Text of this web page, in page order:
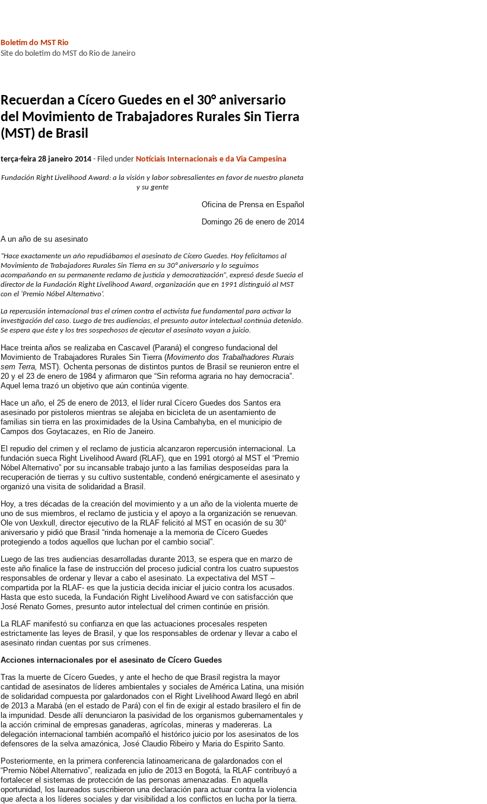
Boletim do MST Rio
Site do boletim do MST do Rio de Janeiro
Recuerdan a Cícero Guedes en el 30° aniversario
del Movimiento de Trabajadores Rurales Sin Tierra
(MST) de Brasil
terça-feira 28 janeiro 2014 - Filed under Notíciais Internacionais e da Via Campesina
Fundación Right Livelihood Award: a la visión y labor sobresalientes en favor de nuestro planeta
y su gente
Oficina de Prensa en Español
Domingo 26 de enero de 2014
A un año de su asesinato
“Hace exactamente un año repudiábamos el asesinato de Cícero Guedes. Hoy felicitamos al
Movimiento de Trabajadores Rurales Sin Tierra en su 30° aniversario y lo seguimos
acompañando en su permanente reclamo de justicia y democratización”, expresó desde Suecia el
director de la Fundación Right Livelihood Award, organización que en 1991 distinguió al MST
con el ‘Premio Nóbel Alternativo’.
La repercusión internacional tras el crimen contra el activista fue fundamental para activar la
investigación del caso. Luego de tres audiencias, el presunto autor intelectual continúa detenido.
Se espera que éste y los tres sospechosos de ejecutar el asesinato vayan a juicio.
Hace treinta años se realizaba en Cascavel (Paraná) el congreso fundacional del
Movimiento de Trabajadores Rurales Sin Tierra (Movimento dos Trabalhadores Rurais
sem Terra,
MST). Ochenta personas de distintos puntos de Brasil se reunieron entre el
20 y el 23 de enero de 1984 y afirmaron que “Sin reforma agraria no hay democracia”.
Aquel lema trazó un objetivo que aún continúa vigente.
Hace un año, el 25 de enero de 2013, el líder rural Cícero Guedes dos Santos era
asesinado por pistoleros mientras se alejaba en bicicleta de un asentamiento de
familias sin tierra en las proximidades de la Usina Cambahyba, en el municipio de
Campos dos Goytacazes, en Río de Janeiro.
El repudio del crimen y el reclamo de justicia alcanzaron repercusión internacional. La
fundación sueca Right Livelihood Award (RLAF), que en 1991 otorgó al MST el “Premio
Nóbel Alternativo” por su incansable trabajo junto a las familias desposeídas para la
recuperación de tierras y su cultivo sustentable, condenó enérgicamente el asesinato y
organizó una visita de solidaridad a Brasil.
Hoy, a tres décadas de la creación del movimiento y a un año de la violenta muerte de
uno de sus miembros, el reclamo de justicia y el apoyo a la organización se renuevan.
Ole von Uexkull, director ejecutivo de la RLAF felicitó al MST en ocasión de su 30°
aniversario y pidió que Brasil “rinda homenaje a la memoria de Cícero Guedes
protegiendo a todos aquellos que luchan por el cambio social”.
Luego de las tres audiencias desarrolladas durante 2013, se espera que en marzo de
este año finalice la fase de instrucción del proceso judicial contra los cuatro supuestos
responsables de ordenar y llevar a cabo el asesinato. La expectativa del MST –
compartida por la RLAF- es que la justicia decida iniciar el juicio contra los acusados.
Hasta que esto suceda, la Fundación Right Livelihood Award ve con satisfacción que
José Renato Gomes, presunto autor intelectual del crimen continúe en prisión.
La RLAF manifestó su confianza en que las actuaciones procesales respeten
estrictamente las leyes de Brasil, y que los responsables de ordenar y llevar a cabo el
asesinato rindan cuentas por sus crímenes.
Acciones internacionales por el asesinato de Cícero Guedes
Tras la muerte de Cícero Guedes, y ante el hecho de que Brasil registra la mayor
cantidad de asesinatos de líderes ambientales y sociales de América Latina, una misión
de solidaridad compuesta por galardonados con el Right Livelihood Award llegó en abril
de 2013 a Marabá (en el estado de Pará) con el fin de exigir al estado brasilero el fin de
la impunidad. Desde allí denunciaron la pasividad de los organismos gubernamentales y
la acción criminal de empresas ganaderas, agrícolas, mineras y madereras. La
delegación internacional también acompañó el histórico juicio por los asesinatos de los
defensores de la selva amazónica, José Claudio Ribeiro y Maria do Espirito Santo.
Posteriormente, en la primera conferencia latinoamericana de galardonados con el
“Premio Nóbel Alternativo”, realizada en julio de 2013 en Bogotá, la RLAF contribuyó a
fortalecer el sistemas de protección de las personas amenazadas. En aquella
oportunidad, los laureados suscribieron una declaración para actuar contra la violencia
que afecta a los líderes sociales y dar visibilidad a los conflictos en lucha por la tierra.